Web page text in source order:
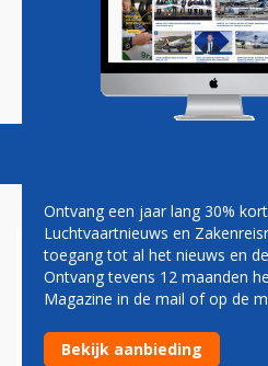
Magazine
AEROFLOT
AIRBUS
ONTVANGST
Ontvang een jaar lang 30%
Luchtvaartnieuws en
toegang tot al het nieuws en
Ontvang tevens 12 maanden
Magazine in de mail of op de
Bekijk aanbieding